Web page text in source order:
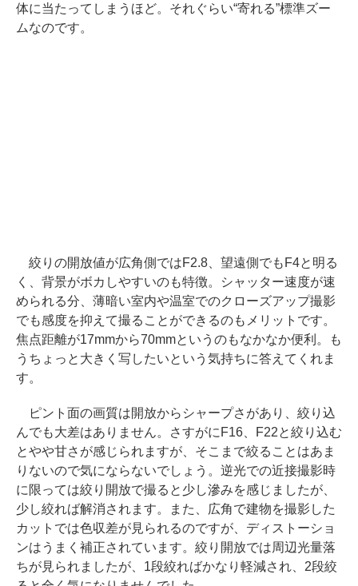
体に当たってしまうほど。それぐらい“寄れる”標準ズー
ムなのです。
絞りの開放値が広角側ではF2.8、望遠側でもF4と明る
く、背景がボカしやすいのも特徴。シャッター速度が速
められる分、薄暗い室内や温室でのクローズアップ撮影
でも感度を抑えて撮ることができるのもメリットです。
焦点距離が17mmから70mmというのもなかなか便利。も
うちょっと大きく写したいという気持ちに答えてくれま
す。
ピント面の画質は開放からシャープさがあり、絞り込
んでも大差はありません。さすがにF16、F22と絞り込む
とやや甘さが感じられますが、そこまで絞ることはあま
りないので気にならないでしょう。逆光での近接撮影時
に限っては絞り開放で撮ると少し滲みを感じましたが、
少し絞れば解消されます。また、広角で建物を撮影した
カットでは色収差が見られるのですが、ディストーショ
ンはうまく補正されています。絞り開放では周辺光量落
ちが見られましたが、1段絞ればかなり軽減され、2段絞